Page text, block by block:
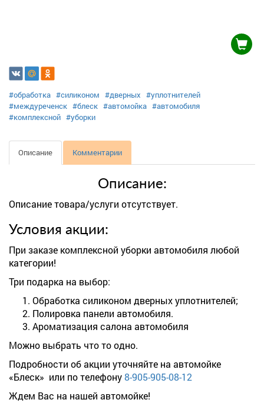
#обработка #силиконом #дверных #уплотнителей
#междуреченск #блеск #автомойка #автомобиля
#комплексной #уборки
Описание Комментарии
Описание:
Описание товара/услуги отсутствует.
Условия акции:
При заказе комплексной уборки автомобиля любой
категории!
Три подарка на выбор:
Обработка силиконом дверных уплотнителей;
Полировка панели автомобиля.
Ароматизация салона автомобиля
Можно выбрать что то одно.
Подробности об акции уточняйте на автомойке
«Блеск» или по телефону8-905-905-08-12
Ждем Вас на нашей автомойке!